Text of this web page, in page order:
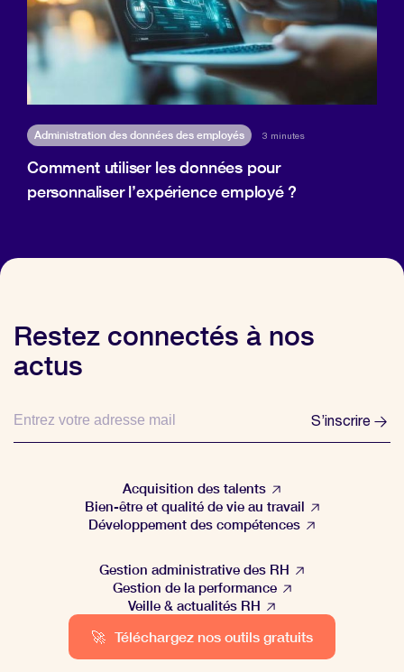
Administration des données des employés 3 minutes
Comment utiliser les données pour
personnaliser l’expérience employé ?
Restez connectés à nos
actus
S’inscrire
Acquisition des talents
Bien-être et qualité de vie au travail
Développement des compétences
Gestion administrative des RH
Gestion de la performance
Veille & actualités RH
🚀 Téléchargez nos outils gratuits